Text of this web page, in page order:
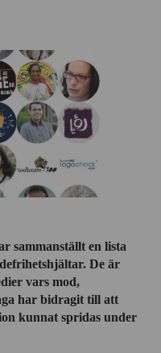
sammanställt en lista
De är
vars mod,
har bidragit till att
kunnat spridas under